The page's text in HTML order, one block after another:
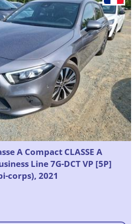
A Compact CLASSE A
Line 7G-DCT VP [5P]
corps), 2021